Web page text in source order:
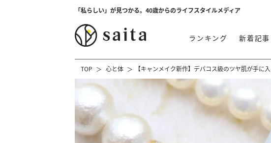
「私らしい」が見つかる。40歳からのライフスタイルメディア
ランキング 新着記事
TOP 心と体 【キャンメイク新作】デパコス級のツヤ肌が手に